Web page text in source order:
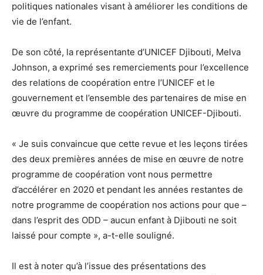
politiques nationales visant à améliorer les conditions de
vie de l’enfant.
De son côté, la représentante d’UNICEF Djibouti, Melva
Johnson, a exprimé ses remerciements pour l’excellence
des relations de coopération entre l’UNICEF et le
gouvernement et l’ensemble des partenaires de mise en
œuvre du programme de coopération UNICEF-Djibouti.
« Je suis convaincue que cette revue et les leçons tirées
des deux premières années de mise en œuvre de notre
programme de coopération vont nous permettre
d’accélérer en 2020 et pendant les années restantes de
notre programme de coopération nos actions pour que –
dans l’esprit des ODD – aucun enfant à Djibouti ne soit
laissé pour compte », a-t-elle souligné.
Il est à noter qu’à l’issue des présentations des